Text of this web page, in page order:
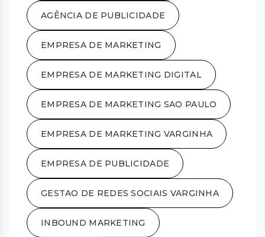
AGÊNCIA DE PUBLICIDADE
EMPRESA DE MARKETING
EMPRESA DE MARKETING DIGITAL
EMPRESA DE MARKETING SAO PAULO
EMPRESA DE MARKETING VARGINHA
EMPRESA DE PUBLICIDADE
GESTAO DE REDES SOCIAIS VARGINHA
INBOUND MARKETING